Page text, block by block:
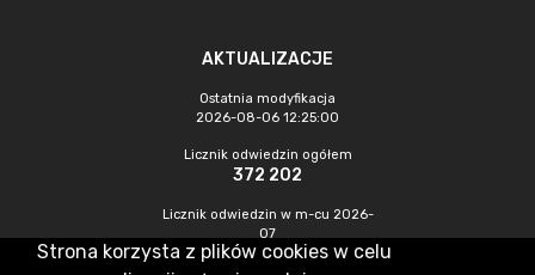
AKTUALIZACJE
Ostatnia modyfikacja
2026-08-06 12:25:00
Licznik odwiedzin ogółem
372 202
Licznik odwiedzin w m-cu 2026-
07
906
Strona korzysta z plików cookies w celu